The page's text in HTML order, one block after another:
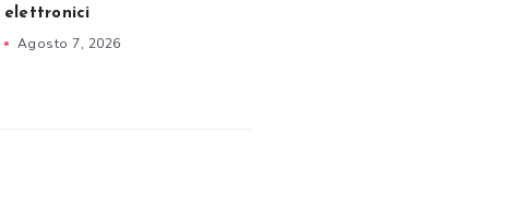
elettronici
Agosto 7, 2026